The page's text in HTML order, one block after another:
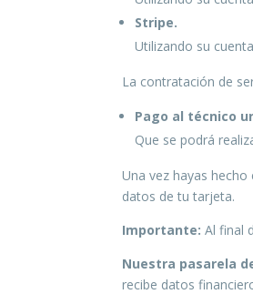
Stripe.
Utilizando su
La contratación de
Pago al técnico
Que se podrá
Una vez hayas
datos de tu tarjeta.
Importante:Al final
Nuestra pasarela
recibe datos